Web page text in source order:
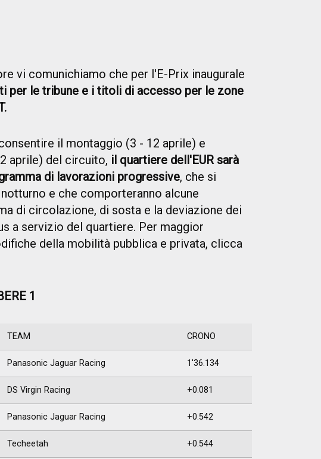
vi comunichiamo che per l'E-Prix inaugurale
per le tribune e i titoli di accesso per le zone
il montaggio (3 - 12 aprile) e
aprile) del circuito, il quartiere dell'EUR sarà
di lavorazioni progressive, che si
e che comporteranno alcune
di circolazione, di sosta e la deviazione dei
a servizio del quartiere. Per maggior
della mobilità pubblica e privata, clicca
1
TEAM CRONO
Panasonic Jaguar Racing 1'36.134
DS Virgin Racing +0.081
Panasonic Jaguar Racing +0.542
Techeetah +0.544